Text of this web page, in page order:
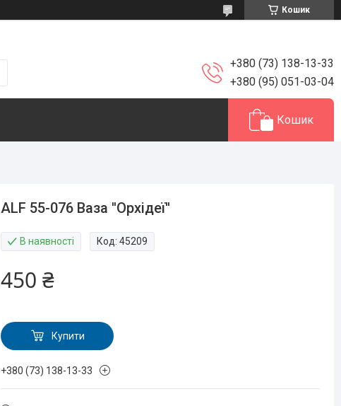
Кошик
+380 (73) 138-13-33
+380 (95) 051-03-04
Кошик
ALF 55-076 Ваза ''Орхідеї''
В наявності Код:45209
450 ₴
Купити
+380 (73) 138-13-33